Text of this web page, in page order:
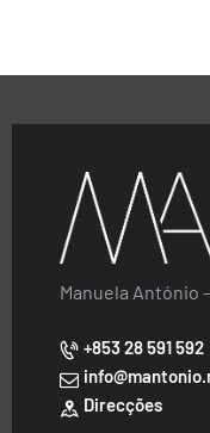
Manuela António
+853 28 591 592
Direcções